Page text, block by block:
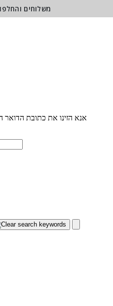
אנא הזינו את כתובת הדואר
משלוחים